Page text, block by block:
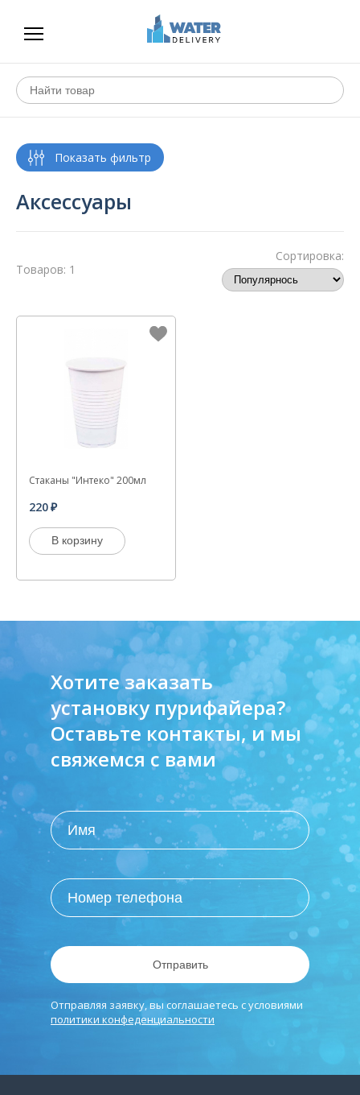
Аксессуары
Товаров: 1
Сортировка:
Стаканы "Интеко" 200мл
220
В корзину
Хотите заказать
установку пурифайера?
Оставьте контакты, и мы
свяжемся с вами
Отправить
Отправляя заявку, вы соглашаетесь с условиями
политики конфеденциальности